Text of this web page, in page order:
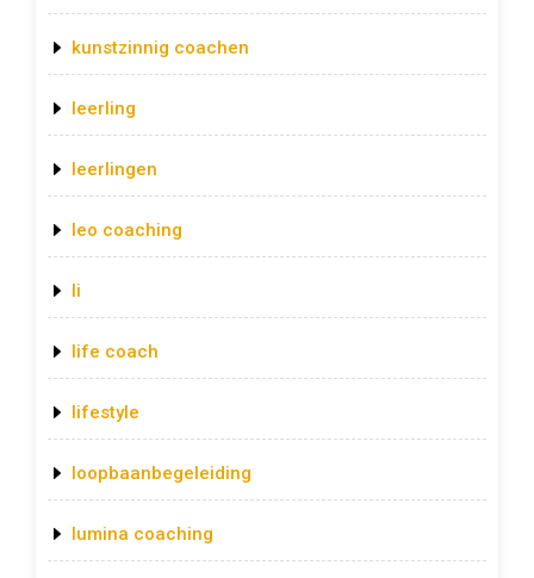
kunstzinnig coachen
leerling
leerlingen
leo coaching
li
life coach
lifestyle
loopbaanbegeleiding
lumina coaching